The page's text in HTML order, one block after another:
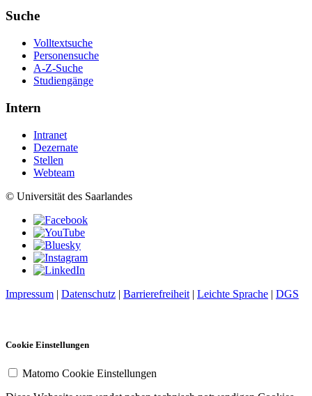
Suche
Volltextsuche
Personensuche
A-Z-Suche
Studiengänge
Intern
Intranet
Dezernate
Stellen
Webteam
© Universität des Saarlandes
Impressum | Datenschutz | Barrierefreiheit | Leichte Sprache | DGS
Cookie Einstellungen
Matomo Cookie Einstellungen